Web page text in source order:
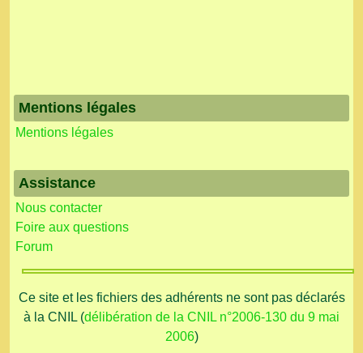
Mentions légales
Mentions légales
Assistance
Nous contacter
Foire aux questions
Forum
Ce site et les fichiers des adhérents ne sont pas déclarés
à la CNIL (délibération de la CNIL n°2006-130 du 9 mai
2006)